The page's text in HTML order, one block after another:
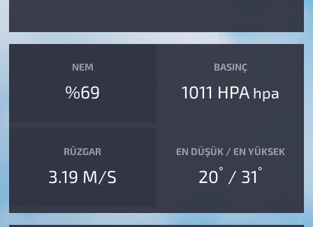
NEM
%69
BASINÇ
1011 HPA hpa
RÜZGAR
3.19 M/S
EN DÜŞÜK / EN YÜKSEK
20° / 31°